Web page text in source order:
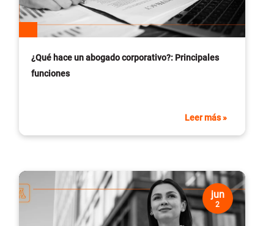
¿Qué hace un abogado corporativo?: Principales
funciones
Leer más »
jun
2